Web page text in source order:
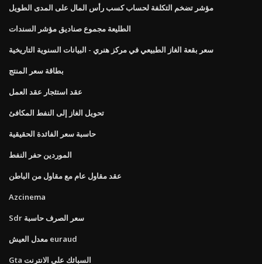
مؤشر تضخم التكلفة لحساب كسب رأس المال على المدى الطويل
الطليعة مجموع صناديق مؤشر السندات
سعر بقعة الغاز الطبيعي في مركز هنري - البيانات السنوية التاريخية
بطاقة سعر المنتج
عقد استئجار عقد العمل
تحويل الغاز إلى النفط المكافئ
حاسبة سعر الفائدة الحقيقية
الموردين حفر النفط
عقد مقاول عام مع مقاول من الباطن
Azcinema
Sdr سعر الصرف حاسبة
معدل العيش euraud
Gta السبائك على الانترنت